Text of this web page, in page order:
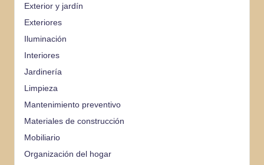
Exterior y jardín
Exteriores
Iluminación
Interiores
Jardinería
Limpieza
Mantenimiento preventivo
Materiales de construcción
Mobiliario
Organización del hogar